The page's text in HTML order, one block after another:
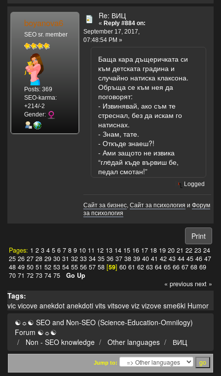
boyanova6
SEO sr. member
Posts: 369
SEO-karma:
+214/-2
Gender:
Re: ВИЦ
« Reply #884 on:
September 17, 2017,
07:48:54 PM »
Баща кара дъщеричката си
към детската градина и
случайно натиска клаксона.
Обръща се към нея да
поговорят:
- Извинявай, ако съм те
стреснал, без да искам го
натиснах.
- Знам, тате.
- Откъде знаеш?!
- Ами защото не извика
“глeдай къде вървиш бе,
педал смотан!”
Logged
Сайт за бизнес, Сайт за психология и Форум
за психология
Print
Pages: 1 2 3 4 5 6 7 8 9 10 11 12 13 14 15 16 17 18 19 20 21 22 23 24
25 26 27 28 29 30 31 32 33 34 35 36 37 38 39 40 41 42 43 44 45 46 47
48 49 50 51 52 53 54 55 56 57 58[59] 60 61 62 63 64 65 66 67 68 69
70 71 72 73 74 75
Go Up
« previous next »
Tags:
vic vicove anekdot anekdoti vits vitsove viz vizove sme6ki Humor
☯☼☯ SEO and Non-SEO (Science-Education-Omnilogy)
Forum ☯☼☯
Non - SEO knowledge
Other languages ВИЦ
Jump to: